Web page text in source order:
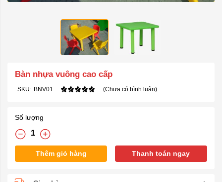
Bàn nhựa vuông cao cấp
SKU: BNV01 (Chưa có bình luận)
Số lượng
Thêm giỏ hàng Thanh toán ngay